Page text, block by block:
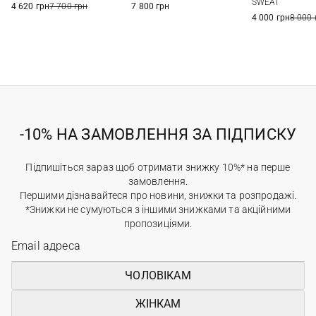
4 620 грн7 700 грн
7 800 грн
SWEAT
4 000 грн8 000
-10% НА ЗАМОВЛЕННЯ ЗА ПІДПИСКУ
Підпишіться зараз щоб отримати знижку 10%* на перше
замовлення.
Першими дізнавайтеся про новини, знижки та розпродажі.
*Знижки не сумуються з іншими знижками та акційними
пропозиціями.
ЧОЛОВІКАМ
ЖІНКАМ